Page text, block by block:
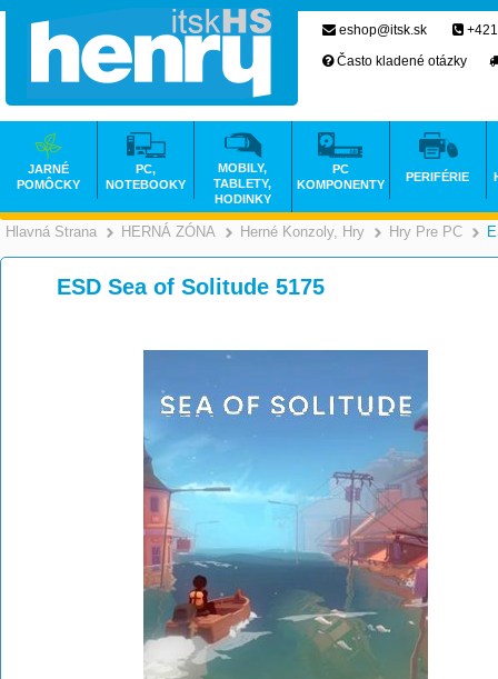
Hlavná Strana >
HERNÁ ZÓNA >
Herné Konzoly, Hry Hry Pre PC
ESD Sea of Solitude 5175
eshop@itsk.sk
Často kladené otázky
JARNÉ
POMÔCKY
PC,
NOTEBOOKY
MOBILY,
TABLETY,
HODINKY
PC
KOMPONENTY
PERIFÉRIE